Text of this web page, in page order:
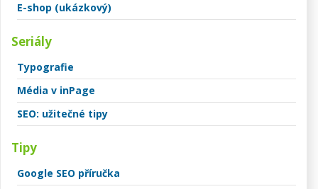
E-shop (ukázkový)
Seriály
Typografie
Média v inPage
SEO: užitečné tipy
Tipy
Google SEO příručka